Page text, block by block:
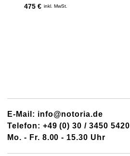
475 € inkl. MwSt.
E-Mail: info@notoria.de
Telefon: +49 (0) 30 / 3450 5420
Mo. - Fr. 8.00 - 15.30 Uhr